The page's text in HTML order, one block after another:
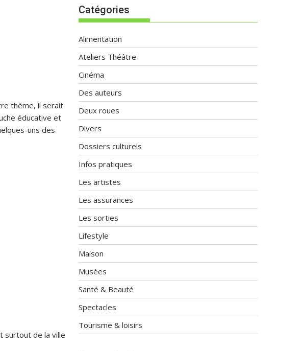
thème, il serait
éducative et
uns des
surtout de la ville
Catégories
Alimentation
Ateliers Théâtre
Cinéma
Des auteurs
Deux roues
Divers
Dossiers culturels
Infos pratiques
Les artistes
Les assurances
Les sorties
Lifestyle
Maison
Musées
Santé & Beauté
Spectacles
Tourisme & loisirs